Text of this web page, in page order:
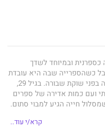
כספרנית ובמיוחד לשדך
כשהספרייה שבה היא עובדת
עומדת להיסגר, היא מוצאת את עצמה בפני שוקת שבורה. בגיל 29,
ועם כמות אדירה של ספרים
חייה הגיע למבוי סתום.
שתביא את הספרים לקוראים
קרא/י עוד..